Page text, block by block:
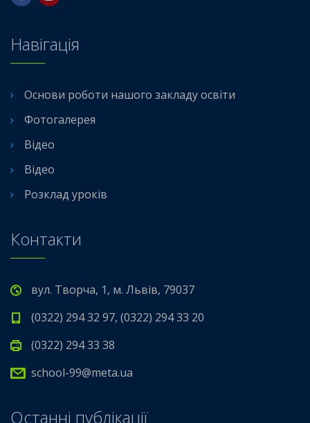
Навігація
Основи роботи нашого закладу освіти
Фотогалерея
Відео
Відео
Розклад уроків
Контакти
вул. Творча, 1, м. Львів, 79037
(0322) 294 32 97, (0322) 294 33 20
(0322) 294 33 38
school-99@meta.ua
Останні публікації